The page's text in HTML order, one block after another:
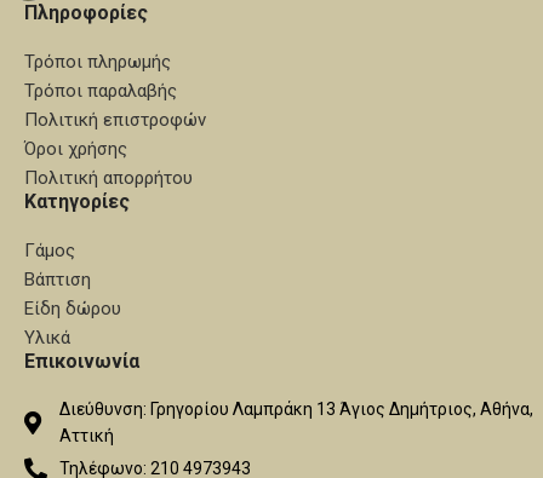
Πληροφορίες
Τρόποι πληρωμής
Τρόποι παραλαβής
Πολιτική επιστροφών
Όροι χρήσης
Πολιτική απορρήτου
Κατηγορίες
Γάμος
Βάπτιση
Είδη δώρου
Υλικά
Επικοινωνία
Διεύθυνση: Γρηγορίου Λαμπράκη 13 Άγιος Δημήτριος, Αθήνα,
Αττική
Τηλέφωνο: 210 4973943